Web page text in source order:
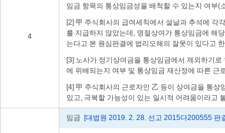
4
임금 항목의 통상임금성을 배척할 수 있는지 여부(
[2] 甲 주식회사의 급여세칙에서 설날과 추석에 각
를 지급하지 않았는데, 명절상여가 통상임금에 해
는다고 본 원심판결에 법리오해의 잘못이 있다고 한
[3] 노사가 정기상여금을 통상임금에서 제외하기
에 위배되는지 여부 및 통상임금 재산정에 따른 근
[4] 甲 주식회사의 근로자인 乙 등이 상여금을 통
있고, 극복할 가능성이 있는 일시적 어려움이라고
임금 [대법원 2019. 2. 28. 선고 2015다200555 판